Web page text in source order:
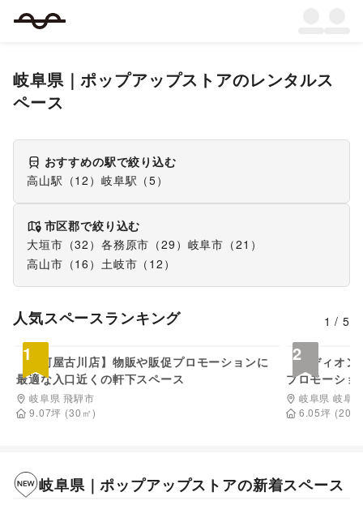
岐阜県｜ポップアップストアのレンタルス
ペース
おすすめの駅で絞り込む
高山駅 （12 ） 岐阜駅 （5）
市区郡で絞り込む
大垣市 （32 ） 各務原市 （29 ） 岐阜市 （21 ）
高山市 （16 ） 土岐市 （ 12 ）
人気スペースランキング 1 /5
1
【駿河屋古川店】物販や販促プロモーションに
最適な入口近くの軒下スペース
岐阜県 飛騨市
9.07坪 (30 ㎡)
2
【エディオ
プロモーショ
岐阜県 岐阜
6.05坪 (20
岐阜県｜ポップアップストアの新着スペース
1,100円/日